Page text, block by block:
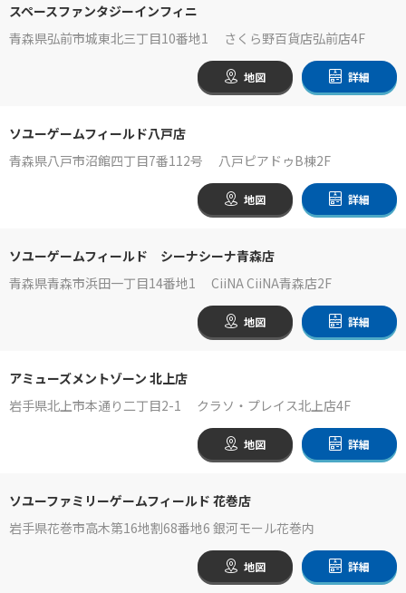
スペースファンタジーインフィニ
青森県弘前市城東北三丁目10番地1 さくら野百貨店弘前店4F
地図 詳細
ソユーゲームフィールド八戸店
青森県八戸市沼館四丁目7番112号 八戸ピアドゥB棟2F
地図 詳細
ソユーゲームフィールド シーナシーナ青森店
青森県青森市浜田一丁目14番地1 CiiNA CiiNA青森店2F
地図 詳細
アミューズメントゾーン 北上店
岩手県北上市本通り二丁目2-1 クラソ・プレイス北上店4F
地図 詳細
ソユーファミリーゲームフィールド 花巻店
岩手県花巻市高木第16地割68番地6 銀河モール花巻内
地図 詳細